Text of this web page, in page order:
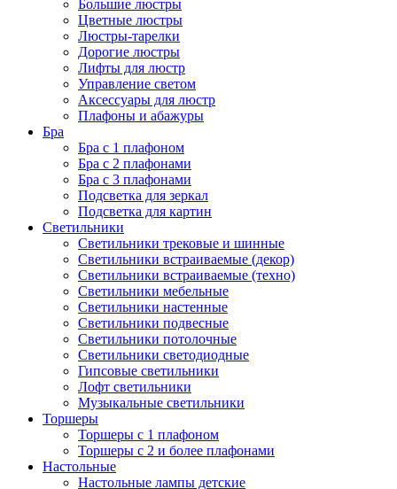
Большие люстры
Цветные люстры
Люстры-тарелки
Дорогие люстры
Лифты для люстр
Управление светом
Аксессуары для люстр
Плафоны и абажуры
Бра
Бра с 1 плафоном
Бра с 2 плафонами
Бра с 3 плафонами
Подсветка для зеркал
Подсветка для картин
Светильники
Светильники трековые и шинные
Светильники встраиваемые (декор)
Светильники встраиваемые (техно)
Светильники мебельные
Светильники настенные
Светильники подвесные
Светильники потолочные
Светильники светодиодные
Гипсовые светильники
Лофт светильники
Музыкальные светильники
Торшеры
Торшеры с 1 плафоном
Торшеры с 2 и более плафонами
Настольные
Настольные лампы детские